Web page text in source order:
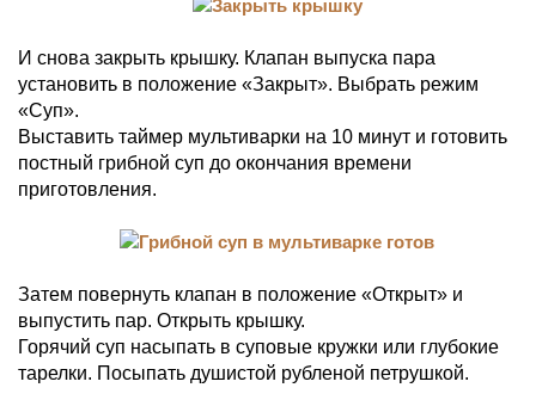
И снова закрыть крышку. Клапан выпуска пара
установить в положение «Закрыт». Выбрать режим
«Суп».
Выставить таймер мультиварки на 10 минут и готовить
постный грибной суп до окончания времени
приготовления.
Затем повернуть клапан в положение «Открыт» и
выпустить пар. Открыть крышку.
Горячий суп насыпать в суповые кружки или глубокие
тарелки. Посыпать душистой рубленой петрушкой.